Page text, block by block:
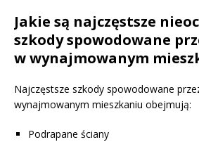
Jakie są najczęstsze
szkody spowodowane
w wynajmowanym
Najczęstsze szkody spowodowane
wynajmowanym mieszkaniu obejmują:
Podrapane ściany